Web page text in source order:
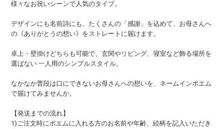
様々なお祝いシーンで人気のタイプ。
デザインにも名前詩にも、たくさんの「感謝」を込めて、お母さんへ
の《ありがとうの想い》をストレートに届けます。
卓上・壁掛けどちらも可能で、玄関やリビング、寝室など飾る場所を
選ばない 一人用のシンプルスタイル。
なかなか普段は口にできないお母さんへの想いを、ネームインポエム
で届けてみませんか。
【発送までの流れ】
1)ご注文時にポエムに入れる方のお名前や年齢、続柄を記入いただき